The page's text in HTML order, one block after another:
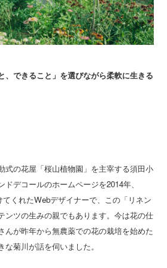
、できること」を選びながら柔軟に生きる
式の花屋「桜山植物園」を主宰する須田小
デコールのホームページを2014年、
くれたWebデザイナーで、この「リネン
ンツの生みの親でもあります。今は花の仕
んが昨年から無農薬での花の栽培を始めた
菊川が話を伺いました。